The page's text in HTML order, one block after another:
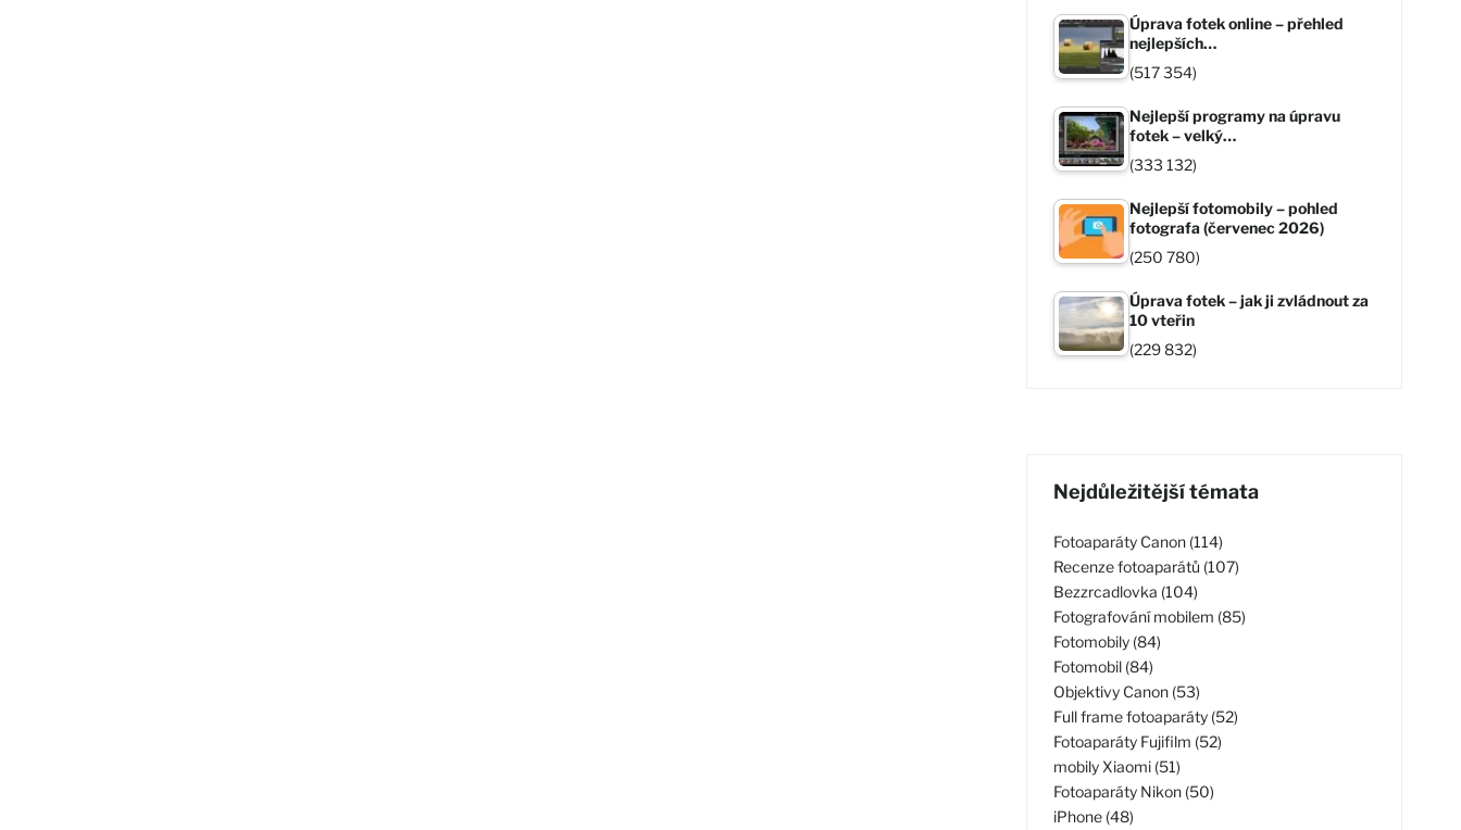
Úprava fotek online – přehled
nejlepších…
(517 354)
Nejlepší programy na úpravu
fotek – velký…
(333 132)
Nejlepší fotomobily – pohled
fotografa (červenec 2026)
(250 780)
Úprava fotek – jak ji zvládnout za
10 vteřin
(229 832)
Nejdůležitější témata
Fotoaparáty Canon (114)
Recenze fotoaparátů (107)
Bezzrcadlovka (104)
Fotografování mobilem (85)
Fotomobily (84)
Fotomobil (84)
Objektivy Canon (53)
Full frame fotoaparáty (52)
Fotoaparáty Fujifilm (52)
mobily Xiaomi (51)
Fotoaparáty Nikon (50)
iPhone (48)